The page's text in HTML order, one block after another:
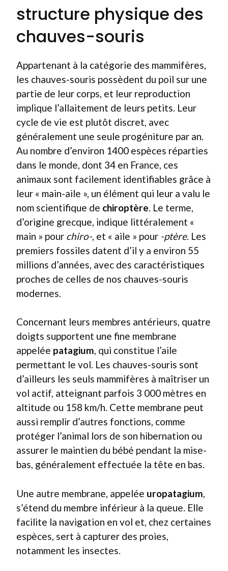
structure physique des
chauves-souris
Appartenant à la catégorie des mammifères,
les chauves-souris possèdent du poil sur une
partie de leur corps, et leur reproduction
implique l’allaitement de leurs petits. Leur
cycle de vie est plutôt discret, avec
généralement une seule progéniture par an.
Au nombre d’environ 1400 espèces réparties
dans le monde, dont 34 en France, ces
animaux sont facilement identifiables grâce à
leur « main-aile », un élément qui leur a valu le
nom scientifique de chiroptère . Le terme,
d’origine grecque, indique littéralement «
main » pour chiro- , et « aile » pour -ptère. Les
premiers fossiles datent d’il y a environ 55
millions d’années, avec des caractéristiques
proches de celles de nos chauves-souris
modernes.
Concernant leurs membres antérieurs, quatre
doigts supportent une fine membrane
appelée patagium, qui constitue l’aile
permettant le vol. Les chauves-souris sont
d’ailleurs les seuls mammifères à maîtriser un
vol actif, atteignant parfois 3 000 mètres en
altitude ou 158 km/h. Cette membrane peut
aussi remplir d’autres fonctions, comme
protéger l’animal lors de son hibernation ou
assurer le maintien du bébé pendant la mise-
bas, généralement effectuée la tête en bas.
Une autre membrane, appelée uropatagium
s’étend du membre inférieur à la queue. Elle
facilite la navigation en vol et, chez certaines
espèces, sert à capturer des proies,
notamment les insectes.